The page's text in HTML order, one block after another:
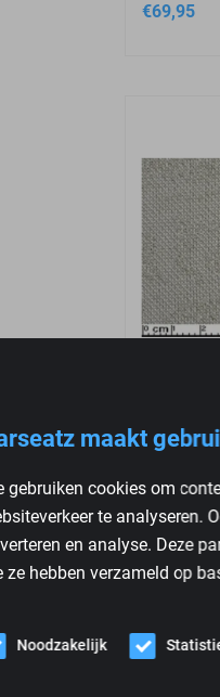
maakt
gebruiken cookies om
te analyseren.
en analyse. Deze
ze hebben verzameld op
Noodzakelijk
€69,95
Grijs
€ 69,95